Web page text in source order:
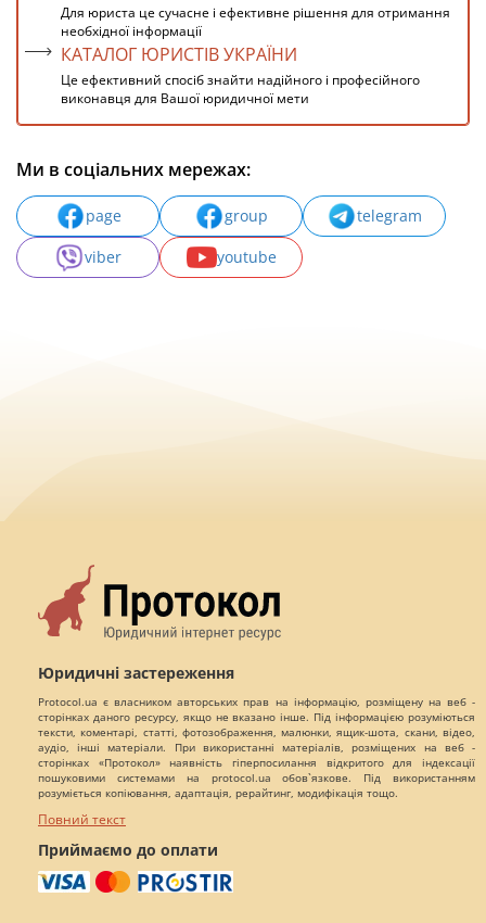
Для юриста це сучасне і ефективне рішення для отримання
необхідної інформації
КАТАЛОГ ЮРИСТІВ УКРАЇНИ
Це ефективний спосіб знайти надійного і професійного
виконавця для Вашої юридичної мети
Ми в соціальних мережах:
page group
telegram
viber
youtube
Юридичні застереження
Protocol.ua є власником авторських прав на інформацію, розміщену на веб -
сторінках даного ресурсу, якщо не вказано інше. Під інформацією розуміються
тексти, коментарі, статті, фотозображення, малюнки, ящик-шота, скани, відео,
аудіо, інші матеріали. При використанні матеріалів, розміщених на веб -
сторінках «Протокол» наявність гіперпосилання відкритого для індексації
пошуковими системами на protocol.ua обов`язкове. Під використанням
розуміється копіювання, адаптація, рерайтинг, модифікація тощо.
Повний текст
Приймаємо до оплати